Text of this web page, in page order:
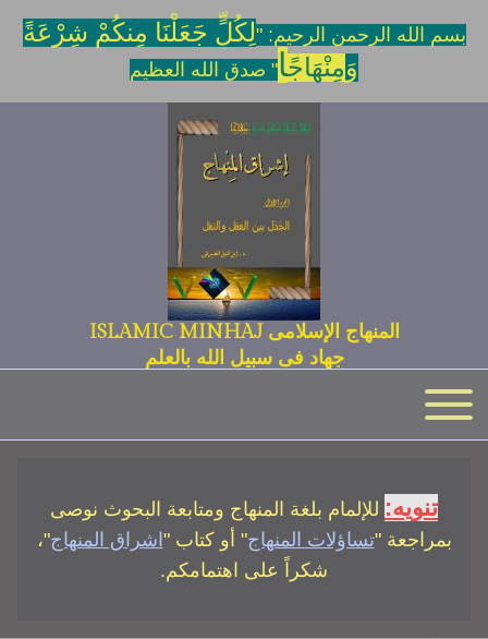
بسم الله الرحمن الرحيم: "لِكُلٍّ جَعَلْنَا مِنكُمْ شِرْعَةً
وَمِنْهَاجًا" صدق الله العظيم
المنهاج الإسلامى ISLAMIC MINHAJ
جهاد فى سبيل الله بالعلم
Main navigation
Toggle main menu
تنويه: للإلمام بلغة المنهاج ومتابعة البحوث نوصى
بمراجعة "تساؤلات المنهاج" أو كتاب " اشراق المنهاج"،
شكراً على اهتمامكم.